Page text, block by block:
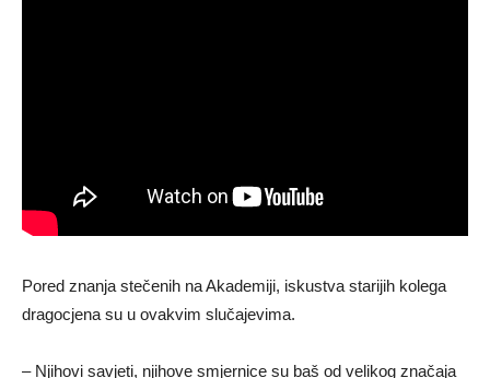
Pored znanja stečenih na Akademiji, iskustva starijih kolega
dragocjena su u ovakvim slučajevima.
– Njihovi savjeti, njihove smjernice su baš od velikog značaja